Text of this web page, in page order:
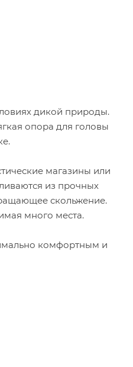
дикой природы.
опора для головы
магазины или
из прочных
скольжение.
много места.
комфортным и